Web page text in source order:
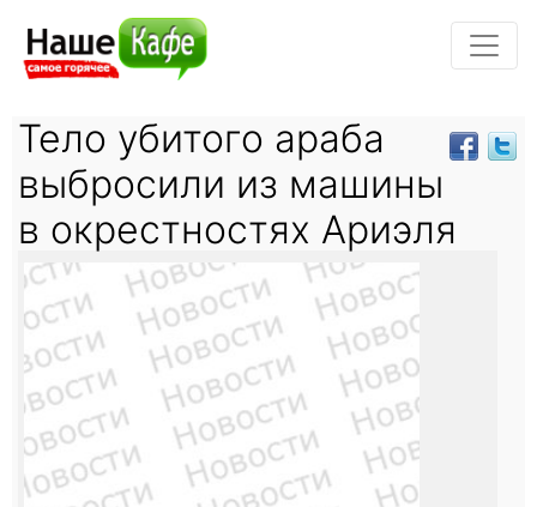
Тело убитого араба
выбросили из машины
в окрестностях Ариэля